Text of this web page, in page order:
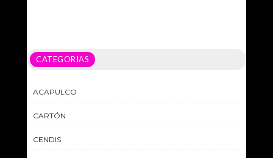
CATEGORIAS
ACAPULCO
CARTÓN
CENDIS